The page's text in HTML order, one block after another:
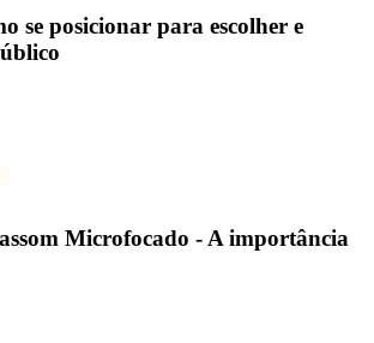
se posicionar para escolher e
Microfocado - A importância